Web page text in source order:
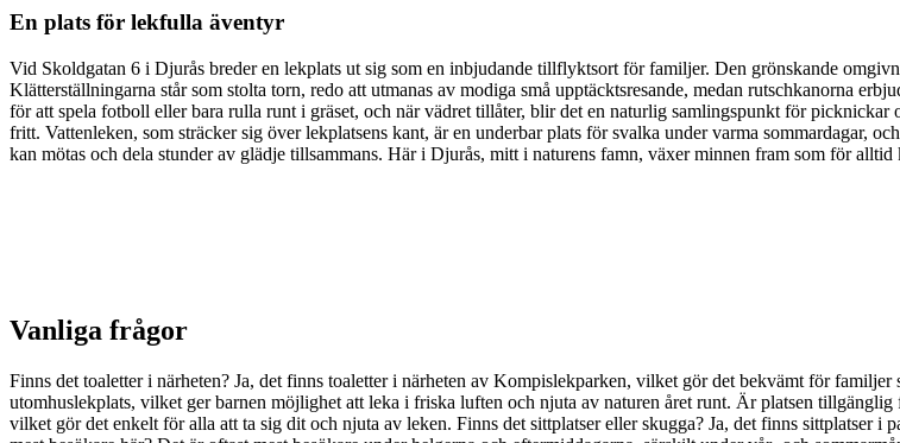
En plats för lekfulla äventyr
Vid Skoldgatan 6 i Djurås breder en lekplats ut sig som en inbjudande tillflyktsort för familjer. Den grönskande
Klätterställningarna står som stolta torn, redo att utmanas av modiga små upptäcktsresande, medan rutschkanorna
för att spela fotboll eller bara rulla runt i gräset, och när vädret tillåter, blir det en naturlig samlingspunkt för
fritt. Vattenleken, som sträcker sig över lekplatsens kant, är en underbar plats för svalka under varma sommardagar,
kan mötas och dela stunder av glädje tillsammans. Här i Djurås, mitt i naturens famn, växer minnen fram som för
Vanliga frågor
Finns det toaletter i närheten? Ja, det finns toaletter i närheten av Kompislekparken, vilket gör det bekvämt för
utomhuslekplats, vilket ger barnen möjlighet att leka i friska luften och njuta av naturen året runt. Är platsen
vilket gör det enkelt för alla att ta sig dit och njuta av leken. Finns det sittplatser eller skugga? Ja, det finns sittplatser i